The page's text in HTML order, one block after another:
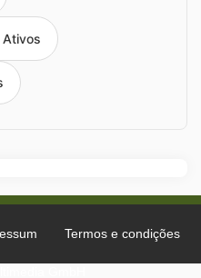
Ativos
Termos e condições